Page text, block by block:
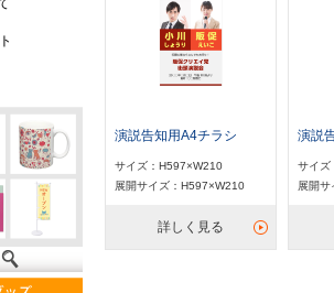
演説告知用A4チラシ
サイズ：H597×W210
展開サイズ：H597×W210
詳しく見る
演説
サイズ
展開